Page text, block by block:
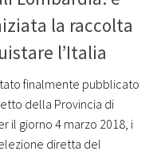
la raccolta
l’Italia
finalmente pubblicato
della Provincia di
il giorno 4 marzo 2018, i
diretta del